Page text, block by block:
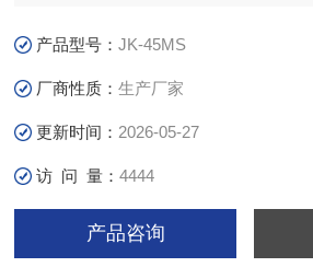
产品型号：JK-45MS
厂商性质：生产厂家
更新时间： 2026-05-27
访 问 量：4444
产品咨询